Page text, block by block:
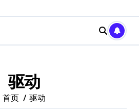
驱动
首页 驱动